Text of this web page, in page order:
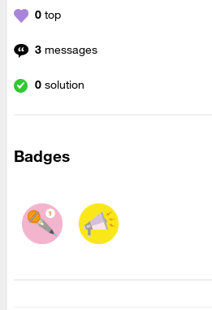
0 top
3 messages
0 solution
Badges